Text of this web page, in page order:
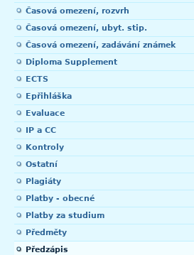
Časová omezení, rozvrh
Časová omezení, ubyt. stip.
Časová omezení, zadávání známek
Diploma Supplement
ECTS
Epřihláška
Evaluace
IP a CC
Kontroly
Ostatní
Plagiáty
Platby - obecné
Platby za studium
Předměty
Předzápis